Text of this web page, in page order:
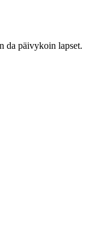
da päivykoin lapset.